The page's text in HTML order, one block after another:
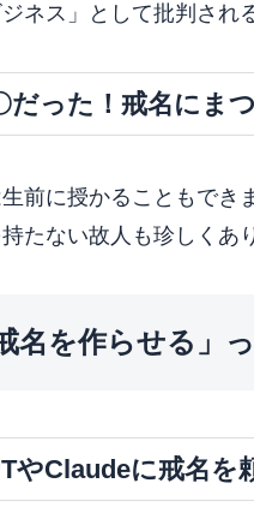
ネス」として批判され
だった！戒名にま
前に授かることもでき
たない故人も珍しくあ
名を作らせる」
やClaudeに戒名を